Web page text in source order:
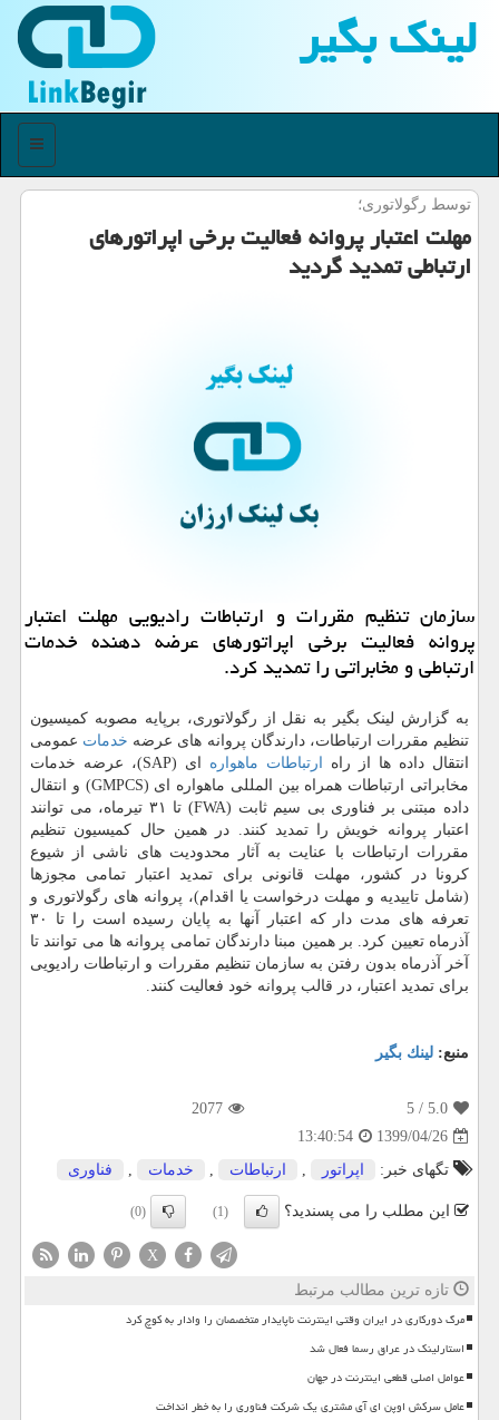
لینك بگیر
منو
توسط رگولاتوری؛
مهلت اعتبار پروانه فعالیت برخی اپراتورهای
ارتباطی تمدید گردید
سازمان تنظیم مقررات و ارتباطات رادیویی مهلت اعتبار
پروانه فعالیت برخی اپراتورهای عرضه دهنده خدمات
ارتباطی و مخابراتی را تمدید كرد.
به گزارش لینک بگیر به نقل از رگولاتوری، برپایه مصوبه کمیسیون
تنظیم مقررات ارتباطات، دارندگان پروانه های عرضه خدمات عمومی
انتقال داده ها از راه ارتباطات ماهواره
ای (SAP)، عرضه خدمات
مخابراتی ارتباطات همراه بین المللی ماهواره ای (GMPCS) و انتقال
داده مبتنی بر فناوری بی سیم ثابت (FWA) تا ۳۱ تیرماه، می توانند
اعتبار پروانه خویش را تمدید کنند. در همین حال کمیسیون تنظیم
مقررات ارتباطات با عنایت به آثار محدودیت های ناشی از شیوع
کرونا در کشور، مهلت قانونی برای تمدید اعتبار تمامی مجوزها
(شامل تاییدیه و مهلت درخواست یا اقدام)، پروانه های رگولاتوری و
تعرفه های مدت دار که اعتبار آنها به پایان رسیده است را تا ۳۰
آذرماه تعیین کرد. بر همین مبنا دارندگان تمامی پروانه ها می توانند تا
آخر آذرماه بدون رفتن به سازمان تنظیم مقررات و ارتباطات رادیویی
برای تمدید اعتبار، در قالب پروانه خود فعالیت کنند.
منبع: لینك بگیر
5.0
/ 5
2077
1399/04/26
13:40:54
تگهای خبر:
اپراتور , ارتباطات , خدمات , فناوری
این مطلب را می پسندید؟ (1)
(0)
X
تازه ترین مطالب مرتبط
مرگ دورکاری در ایران وقتی اینترنت ناپایدار متخصصان را وادار به کوچ کرد
استارلینک در عراق رسما فعال شد
عوامل اصلی قطعی اینترنت در جهان
عامل سرکش اوپن ای آی مشتری یک شرکت فناوری را به خطر انداخت